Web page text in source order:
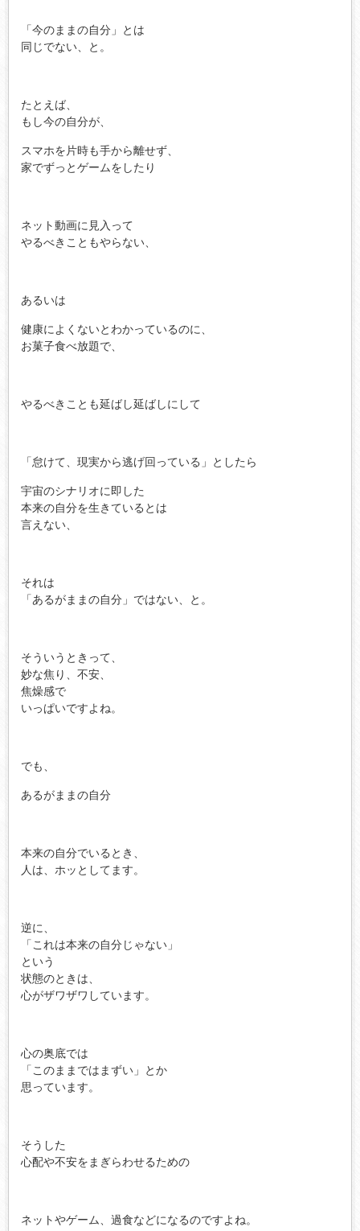
「今のままの自分」とは
同じでない、と。
たとえば、
もし今の自分が、
スマホを片時も手から離せず、
家でずっとゲームをしたり
ネット動画に見入って
やるべきこともやらない、
あるいは
健康によくないとわかっているのに、
お菓子食べ放題で、
やるべきことも延ばし延ばしにして
「怠けて、現実から逃げ回っている」としたら
宇宙のシナリオに即した
本来の自分を生きているとは
言えない、
それは
「あるがままの自分」ではない、と。
そういうときって、
妙な焦り、不安、
焦燥感で
いっぱいですよね。
でも、
あるがままの自分
本来の自分でいるとき、
人は、ホッとしてます。
逆に、
「これは本来の自分じゃない」
という
状態のときは、
心がザワザワしています。
心の奥底では
「このままではまずい」とか
思っています。
そうした
心配や不安をまぎらわせるための
ネットやゲーム、過食などになるのですよね。